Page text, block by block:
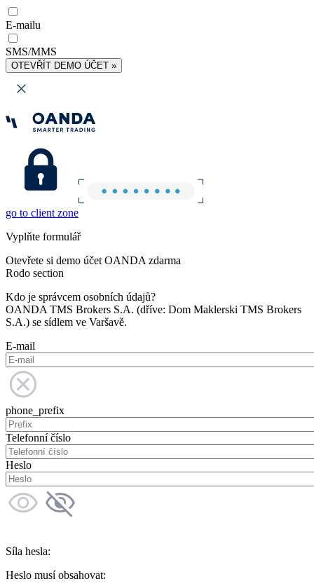
E-mailu
SMS/MMS
OTEVŘÍT DEMO ÚČET »
go to client zone
Vyplňte formulář
Otevřete si demo účet OANDA zdarma
Rodo section
Kdo je správcem osobních údajů?
OANDA TMS Brokers S.A. (dříve: Dom Maklerski TMS Brokers
S.A.) se sídlem ve Varšavě.
E-mail
phone_prefix
Telefonní číslo
Heslo
Síla hesla:
Heslo musí obsahovat: